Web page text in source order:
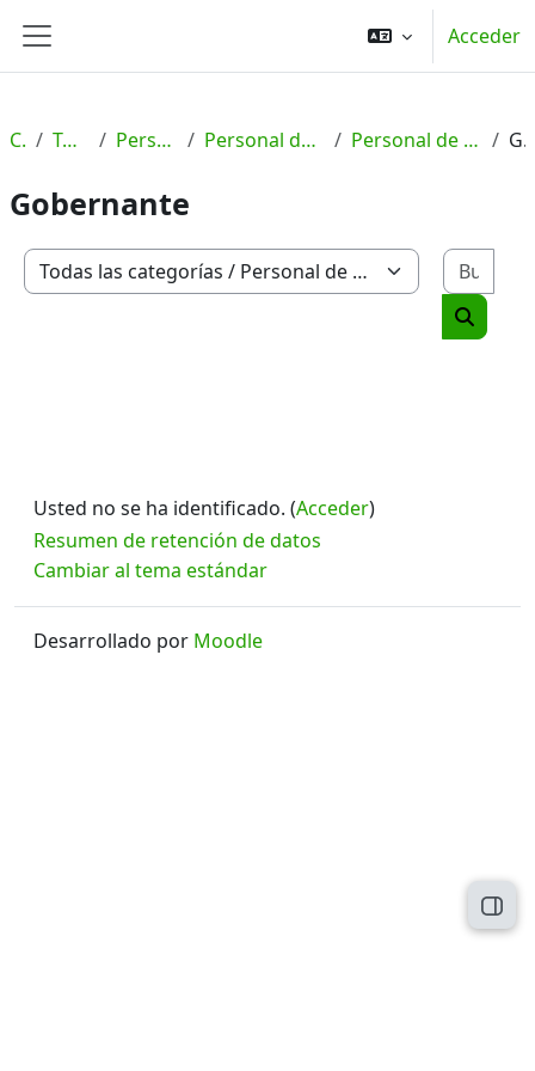
Panel lateral
Acceder
Cursos Todas las categorías Personal de Gestión y Servicios Personal de Gestión y Servicios - Formación Profesional Personal de Gestión y Servicios - Formación Profesional - C2
Gobernante
Categorías
Buscar
Usted no se ha identificado. (Acceder)
Resumen de retención de datos
Cambiar al tema estándar
Desarrollado por Moodle